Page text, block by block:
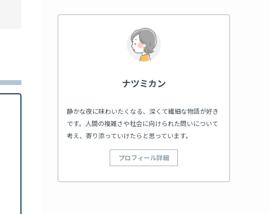
ナツミカン
静かな夜に味わいたくなる、深くて繊細な物語が好き
です。人間の複雑さや社会に向けられた問いについて
考え、寄り添っていけたらと思っています。
プロフィール詳細